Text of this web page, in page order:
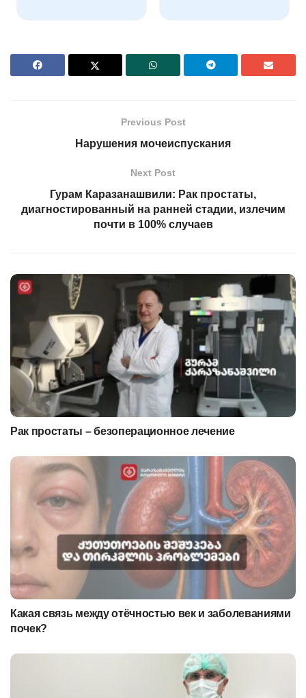
Previous Post
Нарушения мочеиспускания
Next Post
Гурам Каразанашвили: Рак простаты,
диагностированный на ранней стадии, излечим
почти в 100% случаев
Рак простаты – безоперационное лечение
Какая связь между отёчностью век и заболеваниями
почек?